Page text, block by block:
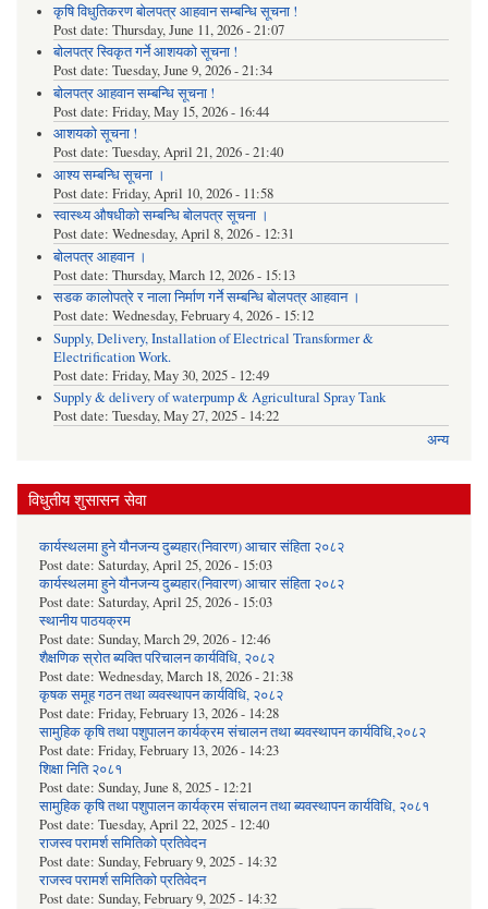
कृषि विधुतिकरण बोलपत्र आहवान सम्बन्धि सूचना !
Post date: Thursday, June 11, 2026 - 21:07
बोलपत्र स्विकृत गर्ने आशयको सूचना !
Post date: Tuesday, June 9, 2026 - 21:34
बोलपत्र आहवान सम्बन्धि सूचना !
Post date: Friday, May 15, 2026 - 16:44
आशयको सूचना !
Post date: Tuesday, April 21, 2026 - 21:40
आश्य सम्बन्धि सूचना ।
Post date: Friday, April 10, 2026 - 11:58
स्वास्थ्य औषधीको सम्बन्धि बोलपत्र सूचना ।
Post date: Wednesday, April 8, 2026 - 12:31
बोलपत्र आहवान ।
Post date: Thursday, March 12, 2026 - 15:13
सडक कालोपत्रे र नाला निर्माण गर्ने सम्बन्धि बोलपत्र आहवान ।
Post date: Wednesday, February 4, 2026 - 15:12
Supply, Delivery, Installation of Electrical Transformer &
Electrification Work.
Post date: Friday, May 30, 2025 - 12:49
Supply & delivery of waterpump & Agricultural Spray Tank
Post date: Tuesday, May 27, 2025 - 14:22
अन्य
विधुतीय शुसासन सेवा
कार्यस्थलमा हुने यौनजन्य दुब्यहार(निवारण) आचार संहिता २०८२
Post date: Saturday, April 25, 2026 - 15:03
कार्यस्थलमा हुने यौनजन्य दुब्यहार(निवारण) आचार संहिता २०८२
Post date: Saturday, April 25, 2026 - 15:03
स्थानीय पाठयक्रम
Post date: Sunday, March 29, 2026 - 12:46
शैक्षणिक स्रोत ब्यक्ति परिचालन कार्यविधि, २०८२
Post date: Wednesday, March 18, 2026 - 21:38
कृषक समूह गठन तथा व्यवस्थापन कार्यविधि, २०८२
Post date: Friday, February 13, 2026 - 14:28
सामुहिक कृषि तथा पशुपालन कार्यक्रम संचालन तथा ब्यवस्थापन कार्यविधि,२०८२
Post date: Friday, February 13, 2026 - 14:23
शिक्षा निति २०८१
Post date: Sunday, June 8, 2025 - 12:21
सामुहिक कृषि तथा पशुपालन कार्यक्रम संचालन तथा ब्यवस्थापन कार्यविधि, २०८१
Post date: Tuesday, April 22, 2025 - 12:40
राजस्व परामर्श समितिको प्रतिवेदन
Post date: Sunday, February 9, 2025 - 14:32
राजस्व परामर्श समितिको प्रतिवेदन
Post date: Sunday, February 9, 2025 - 14:32